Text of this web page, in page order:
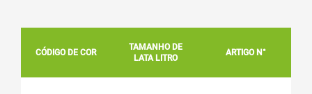
CÓDIGO DE COR
TAMANHO DE
LATA LITRO
ARTIGO N°